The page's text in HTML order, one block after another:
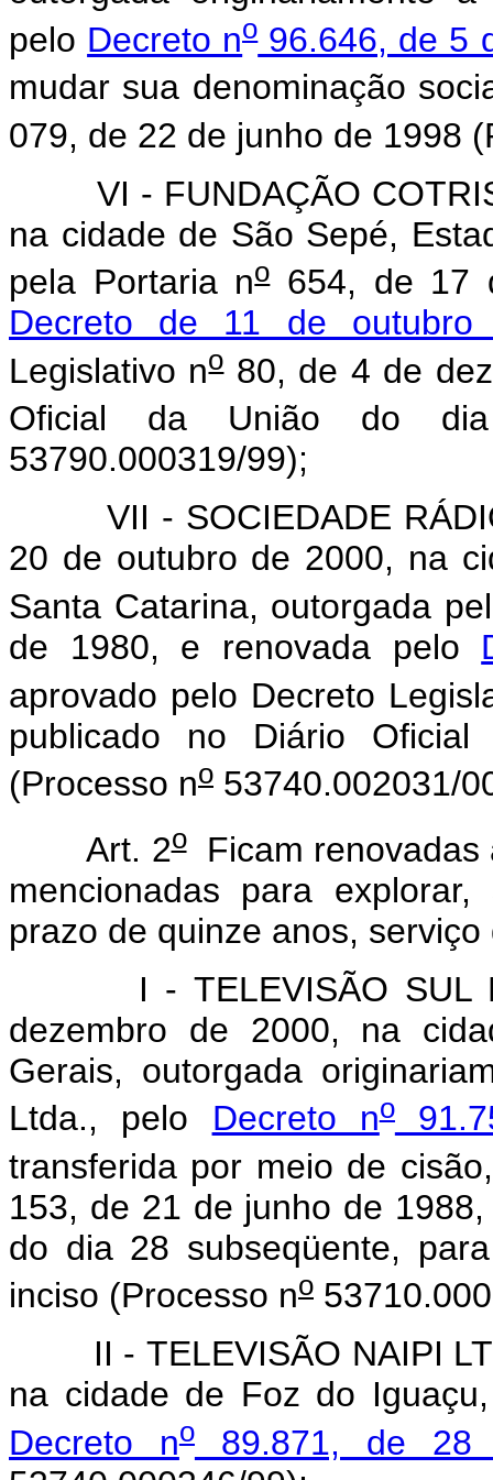
pelo Decreto no96.646, de 5
mudar sua denominação
079, de 22 de junho de 1998
VI - FUNDAÇÃO
na cidade de São Sepé,
pela Portaria no654, de 17
Decreto de 11 de outubro
Legislativo no80, de 4 de
Oficial da União do
53790.000319/99);
VII - SOCIEDADE RÁDIO
20 de outubro de 2000, na
Santa Catarina, outorgada
de 1980, e renovada pelo
aprovado pelo Decreto
publicado no Diário
(Processo no 53740.002031/
Art. 2oFicam renovadas
mencionadas para
prazo de quinze anos,
I - TELEVISÃO SUL
dezembro de 2000, na
Gerais, outorgada
Ltda., pelo Decreto no
transferida por meio de
153, de 21 de junho de
do dia 28 subseqüente,
inciso (Processo no
II - TELEVISÃO NAIPI
na cidade de Foz do
Decreto no89.871, de 28